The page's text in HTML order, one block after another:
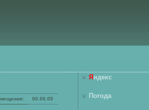
00.00.05
Я ндекс
Погода